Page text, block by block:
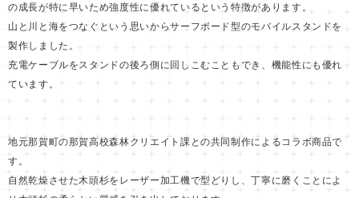
の成長が特に早いため強度性に優れているという特徴があります。
山と川と海をつなぐという思いからサーフボード型のモバイルスタンドを
製作しました。
充電ケーブルをスタンドの後ろ側に回しこむこともでき、機能性にも優れ
ています。
地元那賀町の那賀高校森林クリエイト課との共同制作によるコラボ商品で
す。
自然乾燥させた木頭杉をレーザー加工機で型どりし、丁寧に磨くことによ